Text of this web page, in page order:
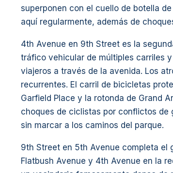
superponen con el cuello de botella
aquí regularmente, además de
4th Avenue en 9th Street es la
tráfico vehicular de múltiples carriles
viajeros a través de la avenida. Los
recurrentes. El carril de bicicletas
Garfield Place y la rotonda de Grand
choques de ciclistas por conflictos
sin marcar a los caminos del parque.
9th Street en 5th Avenue completa el
Flatbush Avenue y 4th Avenue en la